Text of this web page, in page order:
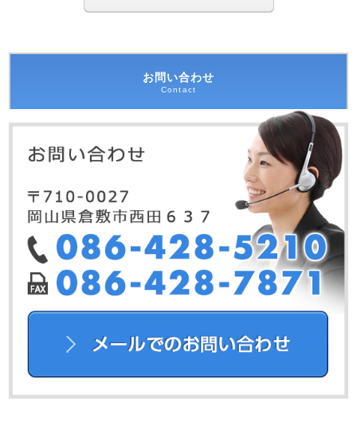
お問い合わせ
Contact